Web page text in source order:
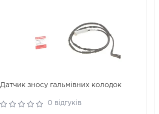
Датчик зносу гальмівних колодок
0 відгуків